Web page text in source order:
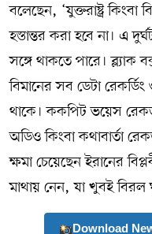
বলেছেন, ‘যুক্তরাষ্ট্র কিংবা
হস্তান্তর করা হবে না। এ
সঙ্গে থাকতে পারে।
বিমানের সব ডেটা
থাকে। ককপিট ভয়েস
অডিও কিংবা কথাবার্তা
ক্ষমা চেয়েছেন ইরানের
মাথায় নেন, যা খুবই বিরল
Download